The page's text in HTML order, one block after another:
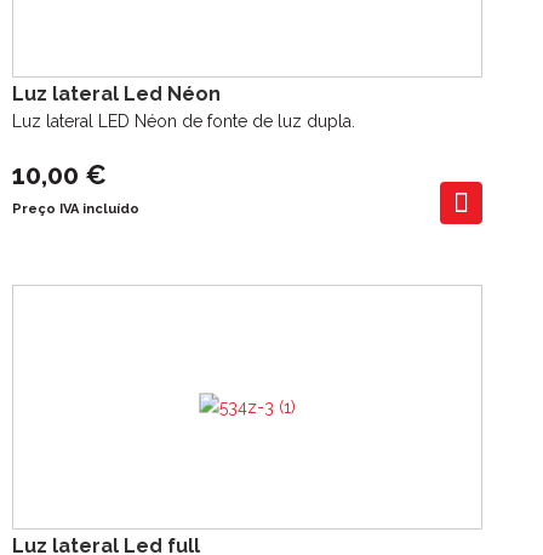
Luz lateral Led Néon
Luz lateral LED Néon de fonte de luz dupla.
10,00 €
Preço IVA incluído
Luz lateral Led full